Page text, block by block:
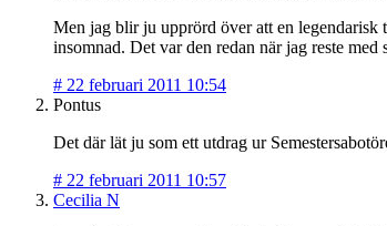
Men jag blir ju upprörd över att en legendarisk
insomnad. Det var den redan när jag reste
# 22 februari 2011 10:54
Pontus
Det där lät ju som ett utdrag ur
# 22 februari 2011 10:57
Cecilia N